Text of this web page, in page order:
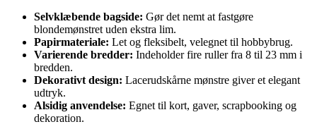
Selvklæbende bagside: Gør det nemt at fastgøre
blondemønstret uden ekstra lim.
Papirmateriale: Let og fleksibelt, velegnet til hobbybrug.
Varierende bredder: Indeholder fire ruller fra 8 til 23 mm i
bredden.
Dekorativt design: Lacerudskårne mønstre giver et elegant
udtryk.
Alsidig anvendelse: Egnet til kort, gaver, scrapbooking og
dekoration.